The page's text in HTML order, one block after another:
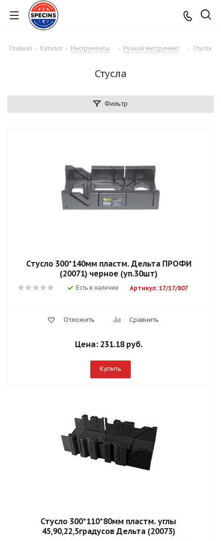
Главная - Каталог - Инструменты - Ручной инструмент - Стусла
Стусла
Фильтр
Стусло 300*140мм пластм. Дельта ПРОФИ
(20071) черное (уп.30шт)
Есть в наличии Артикул: 17/17/807
Отложить Сравнить
Цена: 231.18 руб.
Купить
Стусло 300*110*80мм пластм. углы
45,90,22,5градусов Дельта (20073)